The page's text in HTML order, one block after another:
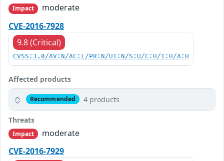
Impact
moderate
CVE-2016-7928
9.8 (Critical)
CVSS:3.0/AV:N/AC:L/PR:N/UI:N/S:U/C:H/I:H/A:H
Affected products
Recommended 4 products
Threats
Impact
moderate
CVE-2016-7929